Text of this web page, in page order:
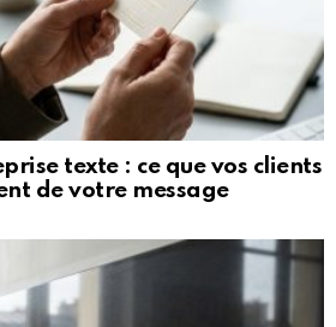
texte : ce que vos clients
de votre message